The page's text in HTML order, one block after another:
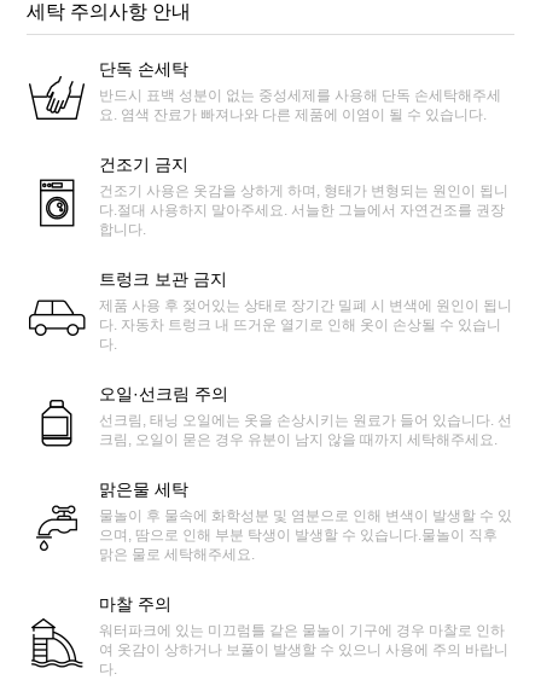
세탁 주의사항 안내
단독 손세탁
반드시 표백 성분이 없는 중성세제를 사용해 단독 손세탁해주세
요. 염색 잔료가 빠져나와 다른 제품에 이염이 될 수 있습니다.
건조기 금지
건조기 사용은 옷감을 상하게 하며, 형태가 변형되는 원인이 됩니
다.절대 사용하지 말아주세요. 서늘한 그늘에서 자연건조를 권장
합니다.
트렁크 보관 금지
제품 사용 후 젖어있는 상태로 장기간 밀폐 시 변색에 원인이 됩니
다. 자동차 트렁크 내 뜨거운 열기로 인해 옷이 손상될 수 있습니
다.
오일·선크림 주의
선크림, 태닝 오일에는 옷을 손상시키는 원료가 들어 있습니다. 선
크림, 오일이 묻은 경우 유분이 남지 않을 때까지 세탁해주세요.
맑은물 세탁
물놀이 후 물속에 화학성분 및 염분으로 인해 변색이 발생할 수 있
으며, 땀으로 인해 부분 탁생이 발생할 수 있습니다.물놀이 직후
맑은 물로 세탁해주세요.
마찰 주의
워터파크에 있는 미끄럼틀 같은 물놀이 기구에 경우 마찰로 인하
여 옷감이 상하거나 보풀이 발생할 수 있으니 사용에 주의 바랍니
다.